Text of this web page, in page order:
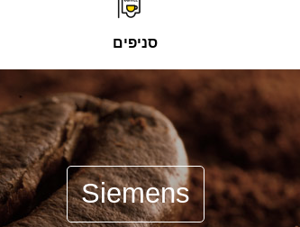
סניפים
Siemens